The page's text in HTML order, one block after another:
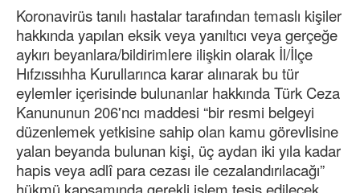
Koronavirüs tanılı hastalar tarafından temaslı kişiler
hakkında yapılan eksik veya yanıltıcı veya gerçeğe
aykırı beyanlara/bildirimlere ilişkin olarak İl/İlçe
Hıfzıssıhha Kurullarınca karar alınarak bu tür
eylemler içerisinde bulunanlar hakkında Türk Ceza
Kanununun 206'ncı maddesi “bir resmi belgeyi
düzenlemek yetkisine sahip olan kamu görevlisine
yalan beyanda bulunan kişi, üç aydan iki yıla kadar
hapis veya adlî para cezası ile cezalandırılacağı”